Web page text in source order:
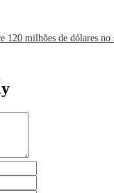
120 milhões de dólares no